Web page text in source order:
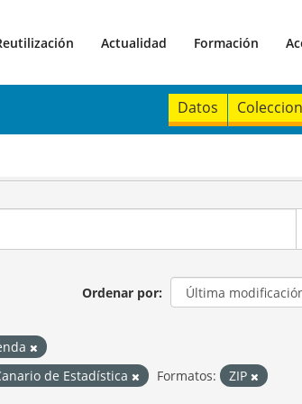
Actualidad Formación
Datos
Ordenar por
de Estadística Formatos: ZIP